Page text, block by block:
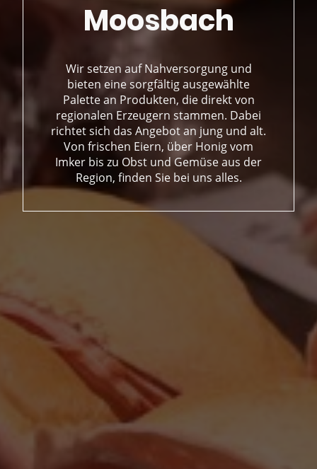
Moosbach
Wir setzen auf Nahversorgung und
bieten eine sorgfältig ausgewählte
Palette an Produkten, die direkt von
regionalen Erzeugern stammen. Dabei
richtet sich das Angebot an jung und alt.
Von frischen Eiern, über Honig vom
Imker bis zu Obst und Gemüse aus der
Region, finden Sie bei uns alles.